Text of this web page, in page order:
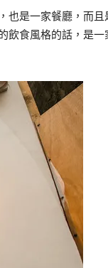
也是一家餐廳，而且
飲食風格的話，是一